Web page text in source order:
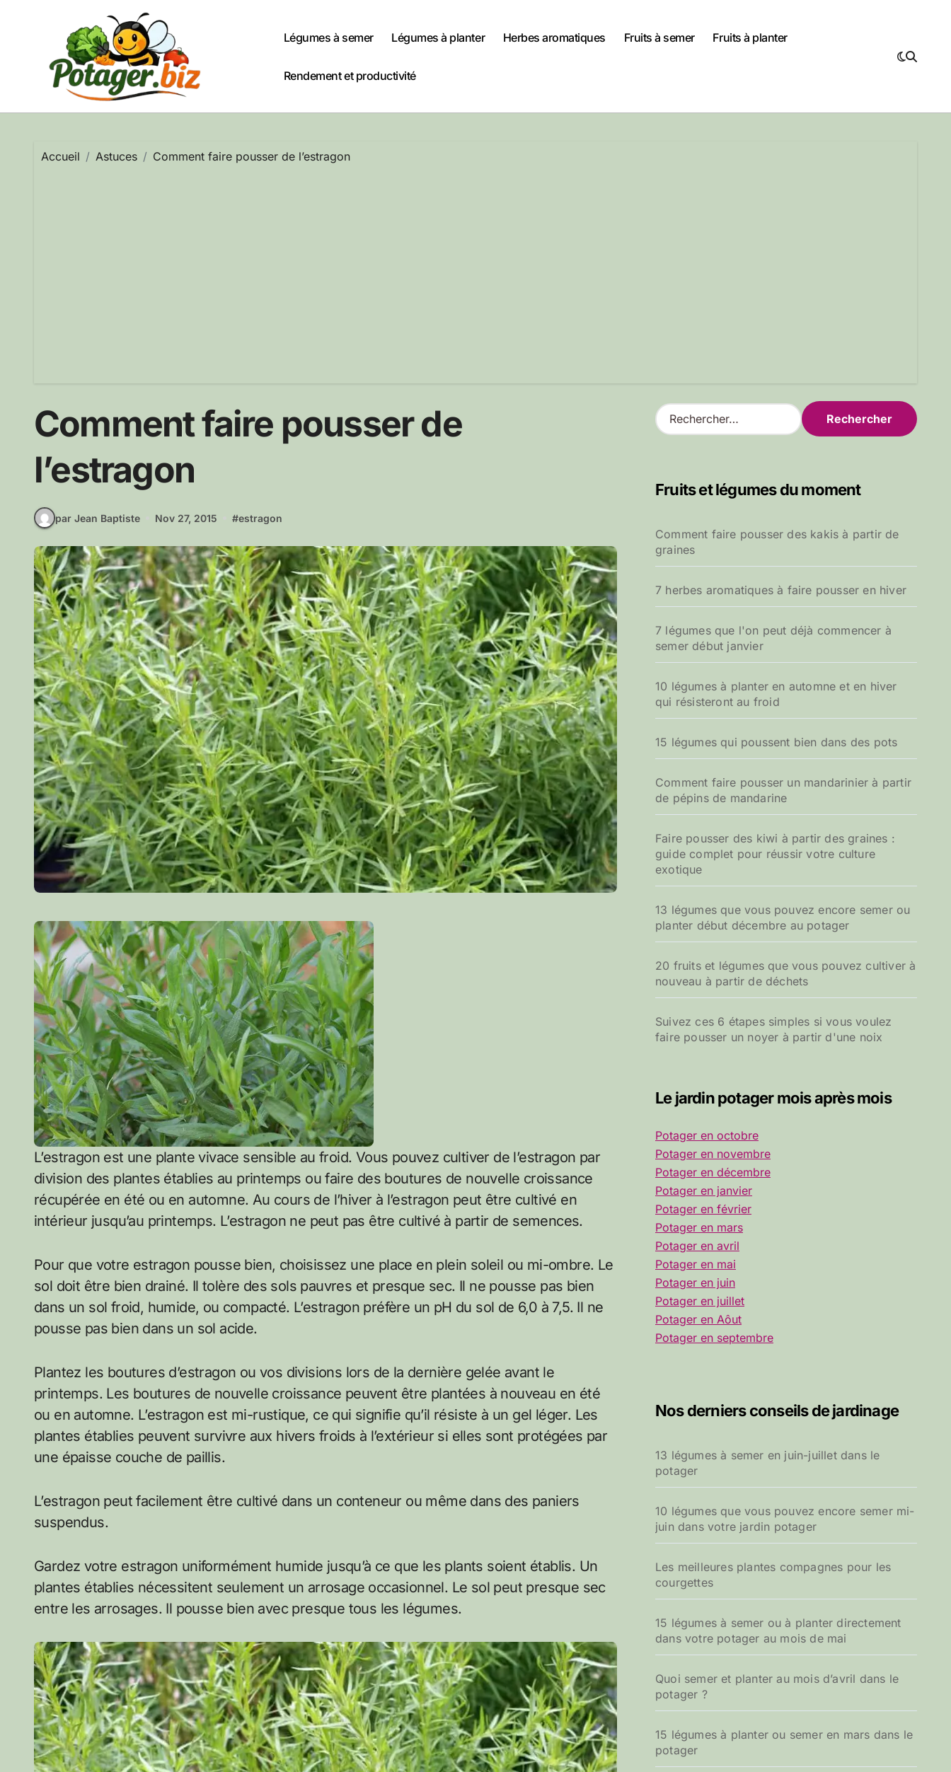
Légumes à semer Légumes à planter Herbes aromatiques Fruits à semer Fruits à planter
Rendement et productivité
Accueil Astuces Comment faire pousser de l’estragon
Comment faire pousser de
l’estragon
par Jean Baptiste Nov 27, 2015 #estragon
L’estragon est une plante vivace sensible au froid. Vous pouvez cultiver de l’estragon par
division des plantes établies au printemps ou faire des boutures de nouvelle croissance
récupérée en été ou en automne. Au cours de l’hiver à l’estragon peut être cultivé en
intérieur jusqu’au printemps. L’estragon ne peut pas être cultivé à partir de semences.
Pour que votre estragon pousse bien, choisissez une place en plein soleil ou mi-ombre. Le
sol doit être bien drainé. Il tolère des sols pauvres et presque sec. Il ne pousse pas bien
dans un sol froid, humide, ou compacté. L’estragon préfère un pH du sol de 6,0 à 7,5. Il ne
pousse pas bien dans un sol acide.
Plantez les boutures d’estragon ou vos divisions lors de la dernière gelée avant le
printemps. Les boutures de nouvelle croissance peuvent être plantées à nouveau en été
ou en automne. L’estragon est mi-rustique, ce qui signifie qu’il résiste à un gel léger. Les
plantes établies peuvent survivre aux hivers froids à l’extérieur si elles sont protégées par
une épaisse couche de paillis.
L’estragon peut facilement être cultivé dans un conteneur ou même dans des paniers
suspendus.
Gardez votre estragon uniformément humide jusqu’à ce que les plants soient établis. Un
plantes établies nécessitent seulement un arrosage occasionnel. Le sol peut presque sec
entre les arrosages. Il pousse bien avec presque tous les légumes.
R
e
r
e
r
Fruits et légumes du moment
Comment faire pousser des kakis à partir de
graines
7 herbes aromatiques à faire pousser en hiver
7 légumes que l'on peut déjà commencer à
semer début janvier
10 légumes à planter en automne et en hiver
qui résisteront au froid
15 légumes qui poussent bien dans des pots
Comment faire pousser un mandarinier à partir
de pépins de mandarine
Faire pousser des kiwi à partir des graines :
guide complet pour réussir votre culture
exotique
13 légumes que vous pouvez encore semer ou
planter début décembre au potager
20 fruits et légumes que vous pouvez cultiver à
nouveau à partir de déchets
Suivez ces 6 étapes simples si vous voulez
faire pousser un noyer à partir d'une noix
Le jardin potager mois après mois
Potager en octobre
Potager en novembre
Potager en décembre
Potager en janvier
Potager en février
Potager en mars
Potager en avril
Potager en mai
Potager en juin
Potager en juillet
Potager en Aôut
Potager en septembre
Nos derniers conseils de jardinage
13 légumes à semer en juin-juillet dans le
potager
10 légumes que vous pouvez encore semer mi-
juin dans votre jardin potager
Les meilleures plantes compagnes pour les
courgettes
15 légumes à semer ou à planter directement
dans votre potager au mois de mai
Quoi semer et planter au mois d’avril dans le
potager ?
15 légumes à planter ou semer en mars dans le
potager